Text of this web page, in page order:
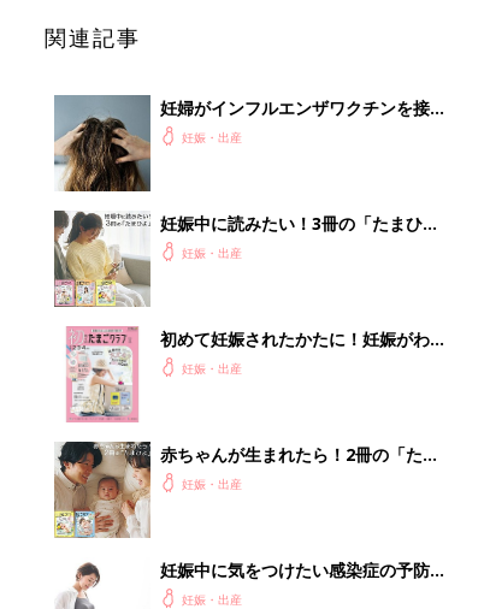
関連記事
妊婦がインフルエンザワクチンを接種
するのはどう？－”まいにちのたまひ
妊娠・出産
妊娠中に読みたい！3冊の「たまひ
よ」妊娠・出産
初めて妊娠されたかたに！妊娠がわか
ったら最初に読む本『初めてのたまご
妊娠・出産
赤ちゃんが生まれたら！2冊の「たま
ひよ」
妊娠・出産
妊娠中に気をつけたい感染症の予防と
対策 母子感染する感染症から赤ちゃ
妊娠・出産